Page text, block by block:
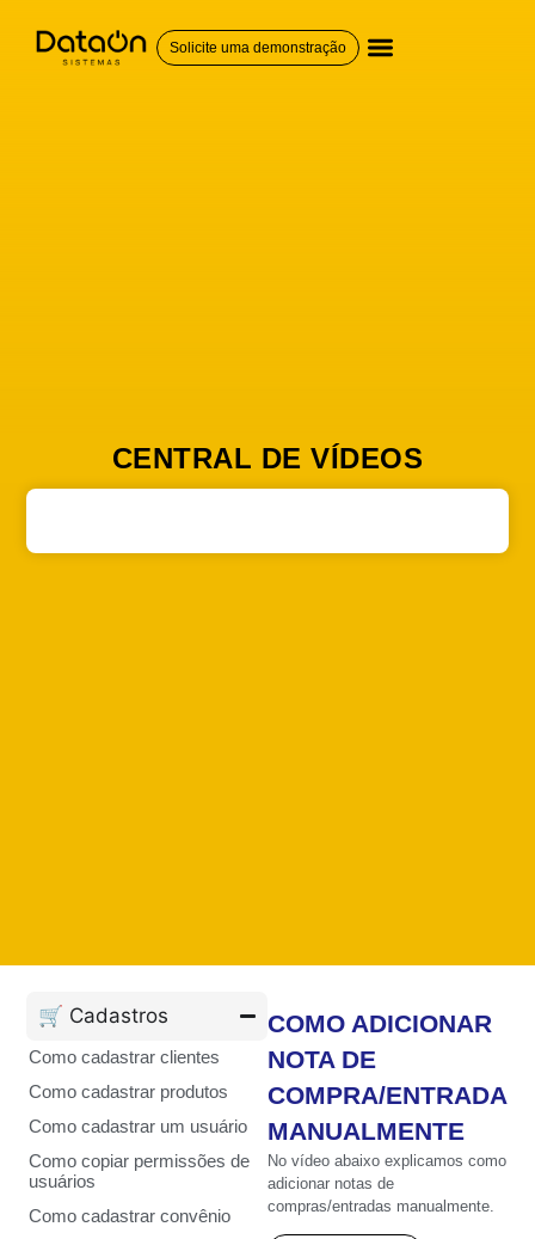
Solicite uma demonstração
CENTRAL DE VÍDEOS
🛒 Cadastros
Como cadastrar clientes
Como cadastrar produtos
Como cadastrar um usuário
Como copiar permissões de
usuários
Como cadastrar convênio
COMO ADICIONAR
NOTA DE
COMPRA/ENTRADA
MANUALMENTE
No vídeo abaixo explicamos como
adicionar notas de
compras/entradas manualmente.